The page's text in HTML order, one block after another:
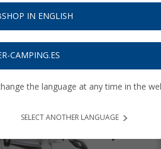
IN ENGLISH
CAMPING.ES
the language at any time in the
SELECT ANOTHER LANGUAGE